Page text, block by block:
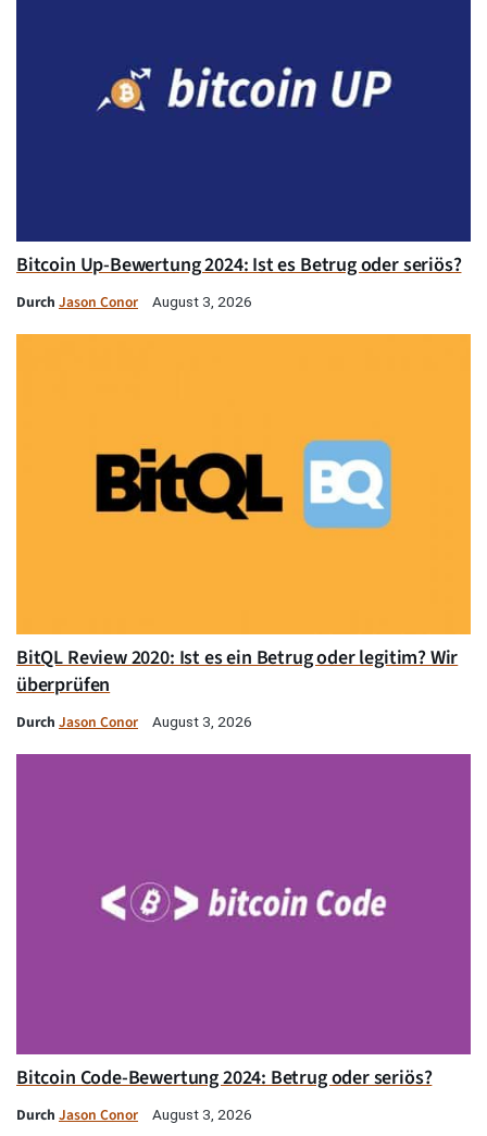
Bitcoin Up-Bewertung 2024: Ist es Betrug oder seriös?
Durch Jason Conor August 3, 2026
BitQL Review 2020: Ist es ein Betrug oder legitim? Wir
überprüfen
Durch Jason Conor August 3, 2026
Bitcoin Code-Bewertung 2024: Betrug oder seriös?
Durch Jason Conor August 3, 2026